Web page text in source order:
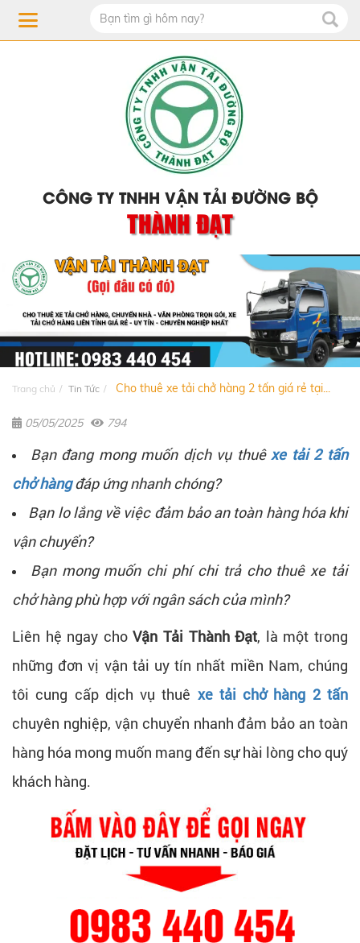
CÔNG TY TNHH VẬN TẢI ĐƯỜNG BỘ
THÀNH ĐẠT
Trang chủ Tin Tức Cho thuê xe tải chở hàng 2 tấn giá rẻ tại...
05/05/2025 794
Bạn đang mong muốn dịch vụ thuêxe tải 2 tấn
chở hàngđáp ứng nhanh chóng?
Bạn lo lắng về việc đảm bảo an toàn hàng hóa khi
vận chuyển?
Bạn mong muốn chi phí chi trả cho thuê xe tải
chở hàng phù hợp với ngân sách của mình?
Liên hệ ngay choVận Tải Thành Đạt, là một trong
những đơn vị vận tải uy tín nhất miền Nam, chúng
tôi cung cấp dịch vụ thuê xe tải chở hàng 2 tấn
chuyên nghiệp, vận chuyển nhanh đảm bảo an toàn
hàng hóa mong muốn mang đến sự hài lòng cho quý
khách hàng.